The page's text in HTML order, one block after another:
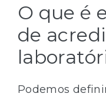
O que é
de
Podemos